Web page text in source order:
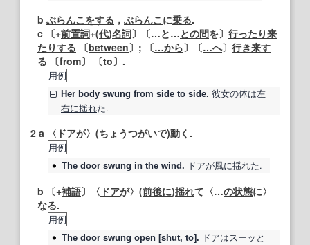
b ぶらんこをする ， ぶらんこに乗る.
c 〔+前置詞+(代)名詞〕〔…と…との間を〕 行ったり来
たりする 〔between〕; 〔…から〕〔…へ〕 行き来す
る 〔from〕 〔to〕.
用例
Her body swung from side to side. 彼女の体は左
右に揺れた.
2 a 〈 ドアが〉(ちょうつがいで)動く .
用例
The door swung in the wind. ドアが風に揺れた.
b 〔+補語〕〈 ドアが〉(前後に)揺れて〈…の状態に〉
なる.
用例
The door swung open [shut, to]. ドアはスーッと